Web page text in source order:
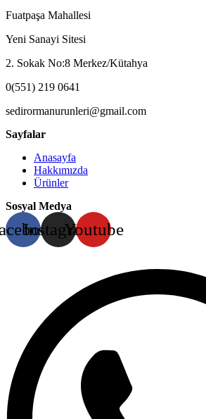
Fuatpaşa Mahallesi
Yeni Sanayi Sitesi
2. Sokak No:8 Merkez/Kütahya
0(551) 219 0641
sedirormanurunleri@gmail.com
Sayfalar
Anasayfa
Hakkımızda
Ürünler
Sosyal Medya
InstagramYoutube